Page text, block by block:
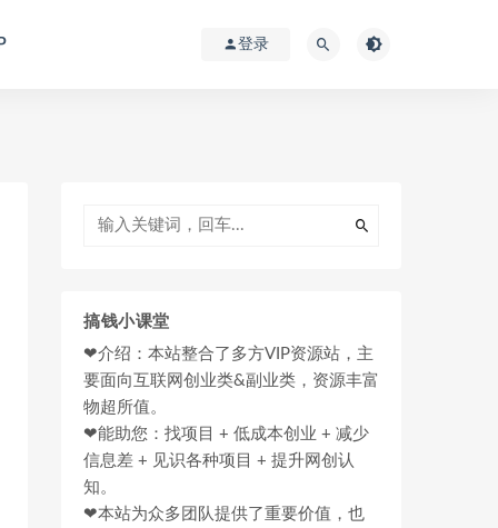
登录
搞钱小课堂
❤介绍：本站整合了多方VIP资源站，主
要面向互联网创业类&副业类，资源丰富
物超所值。
❤能助您：找项目 + 低成本创业 + 减少
信息差 + 见识各种项目 + 提升网创认
知。
❤本站为众多团队提供了重要价值，也